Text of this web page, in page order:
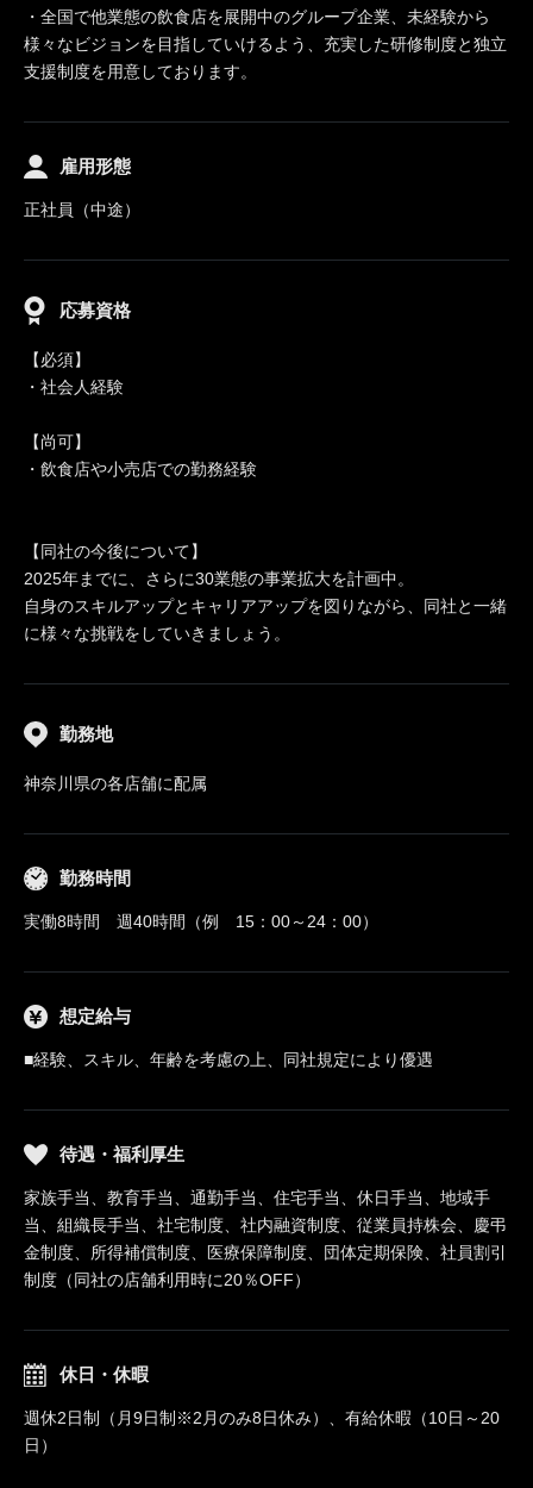
・全国で他業態の飲食店を展開中のグループ企業、未経験から
様々なビジョンを目指していけるよう、充実した研修制度と独立
支援制度を用意しております。
雇用形態
正社員（中途）
応募資格
【必須】
・社会人経験
【尚可】
・飲食店や小売店での勤務経験
【同社の今後について】
2025年までに、さらに30業態の事業拡大を計画中。
自身のスキルアップとキャリアアップを図りながら、同社と一緒
に様々な挑戦をしていきましょう。
勤務地
神奈川県の各店舗に配属
勤務時間
実働8時間 週40時間（例 15：00～24：00）
想定給与
■経験、スキル、年齢を考慮の上、同社規定により優遇
待遇・福利厚生
家族手当、教育手当、通勤手当、住宅手当、休日手当、地域手
当、組織長手当、社宅制度、社内融資制度、従業員持株会、慶弔
金制度、所得補償制度、医療保障制度、団体定期保険、社員割引
制度（同社の店舗利用時に20％OFF）
休日・休暇
週休2日制（月9日制※2月のみ8日休み）、有給休暇（10日～20
日）